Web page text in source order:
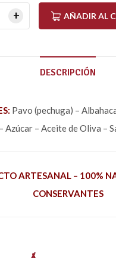
AÑADIR AL
DESCRIPCIÓN
Pavo (pechuga) –
Azúcar – Aceite de Oliva –
ARTESANAL – 100%
CONSERVANTES